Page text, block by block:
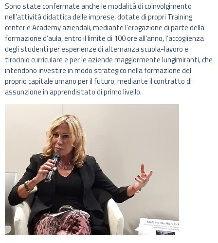
Sono state confermate anche le modalità di coinvolgimento
nell’attività didattica delle imprese, dotate di propri Training
center e Academy aziendali, mediante l’erogazione di parte della
formazione d’aula, entro il limite di 100 ore all’anno, l’accoglienza
degli studenti per esperienze di alternanza scuola-lavoro e
tirocinio curriculare e per le aziende maggiormente lungimiranti, che
intendono investire in modo strategico nella formazione del
proprio capitale umano per il futuro, mediante il contratto di
assunzione in apprendistato di primo livello.